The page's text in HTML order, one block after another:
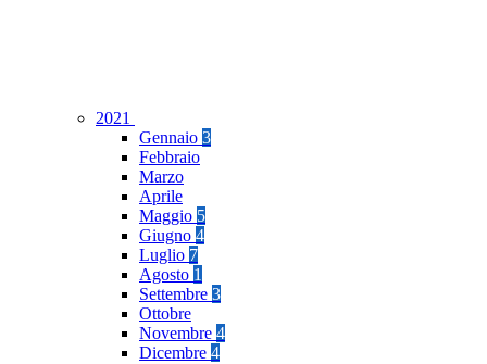
2021
Gennaio 3
Febbraio
Marzo
Aprile
Maggio 5
Giugno 4
Luglio 7
Agosto 1
Settembre 3
Ottobre
Novembre 4
Dicembre 4